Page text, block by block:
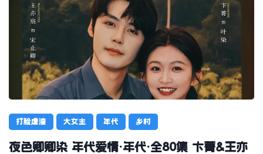
打脸虐渣 大女主 年代 乡村
夜色卿卿染 年代爱情·年代·全80集 卞菁&王亦